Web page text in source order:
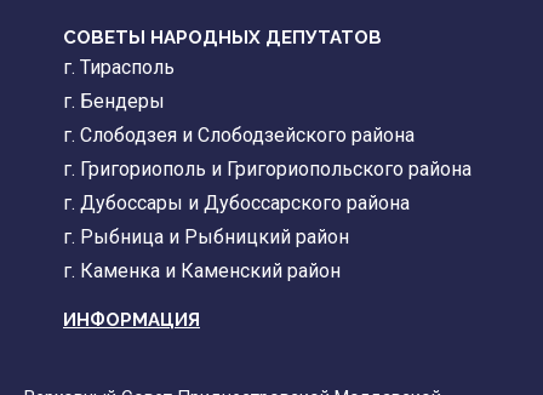
СОВЕТЫ НАРОДНЫХ ДЕПУТАТОВ
г. Тирасполь
г. Бендеры
г. Слободзея и Слободзейского района
г. Григориополь и Григориопольского района
г. Дубоссары и Дубоссарского района
г. Рыбница и Рыбницкий район
г. Каменка и Каменский район
ИНФОРМАЦИЯ